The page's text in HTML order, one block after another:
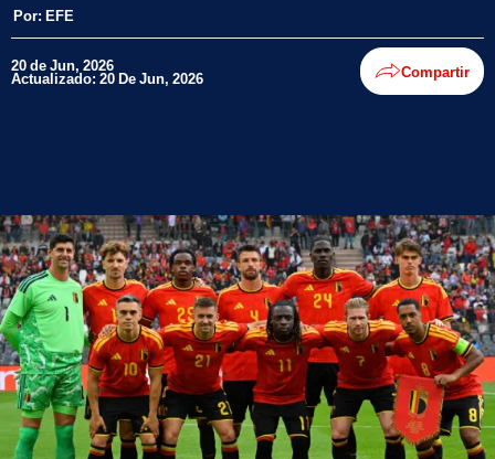
Por: EFE
20 de Jun, 2026
Actualizado: 20 De Jun, 2026 Compartir